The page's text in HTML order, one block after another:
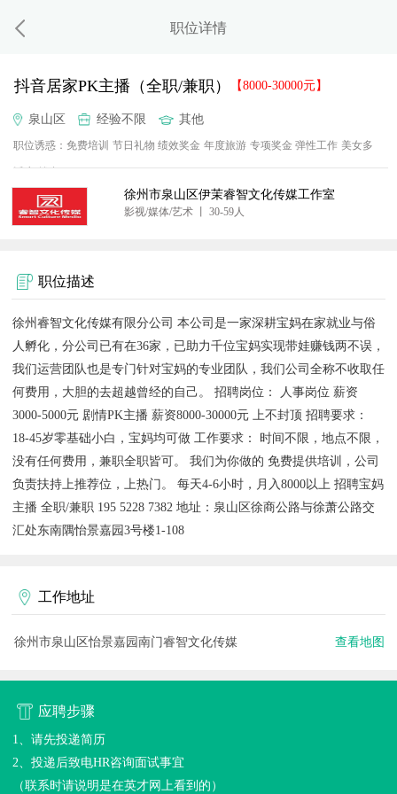
职位详情
抖音居家PK主播（全职/兼职） 【8000-30000元】
泉山区 经验不限 其他
职位诱惑：免费培训 节日礼物 绩效奖金 年度旅游 专项奖金 弹性工作 美女多
活少 钱多
徐州市泉山区伊茉睿智文化传媒工作室
影视/媒体/艺术 丨 30-59人
职位描述
徐州睿智文化传媒有限分公司 本公司是一家深耕宝妈在家就业与俗
人孵化，分公司已有在36家，已助力千位宝妈实现带娃赚钱两不误，
我们运营团队也是专门针对宝妈的专业团队，我们公司全称不收取任
何费用，大胆的去超越曾经的自己。 招聘岗位： 人事岗位 薪资
3000-5000元 剧情PK主播 薪资8000-30000元 上不封顶 招聘要求：
18-45岁零基础小白，宝妈均可做 工作要求： 时间不限，地点不限，
没有任何费用，兼职全职皆可。 我们为你做的 免费提供培训，公司
负责扶持上推荐位，上热门。 每天4-6小时，月入8000以上 招聘宝妈
主播 全职/兼职 195 5228 7382 地址：泉山区徐商公路与徐萧公路交
汇处东南隅怡景嘉园3号楼1-108
工作地址
徐州市泉山区怡景嘉园南门睿智文化传媒 查看地图
应聘步骤
1、请先投递简历
2、投递后致电HR咨询面试事宜
（联系时请说明是在英才网上看到的）